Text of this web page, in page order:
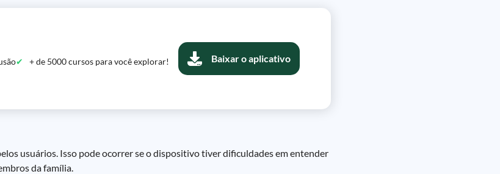
+ de 5000 cursos para você explorar! Baixar o aplicativo
usuários. Isso pode ocorrer se o dispositivo tiver dificuldades em entender
da família.